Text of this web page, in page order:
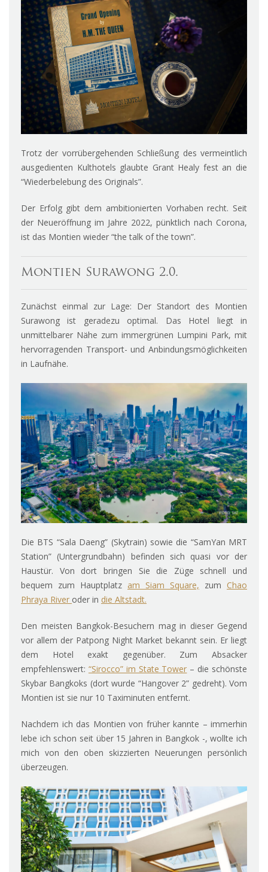
Trotz der vorrübergehenden Schließung des vermeintlich
ausgedienten Kulthotels glaubte Grant Healy fest an die
“Wiederbelebung des Originals”.
Der Erfolg gibt dem ambitionierten Vorhaben recht. Seit
der Neueröffnung im Jahre 2022, pünktlich nach Corona,
ist das Montien wieder “the talk of the town”.
Montien Surawong 2.0.
Zunächst einmal zur Lage: Der Standort des Montien
Surawong ist geradezu optimal. Das Hotel liegt in
unmittelbarer Nähe zum immergrünen Lumpini Park, mit
hervorragenden Transport- und Anbindungsmöglichkeiten
in Laufnähe.
Die BTS “Sala Daeng” (Skytrain) sowie die “SamYan MRT
Station” (Untergrundbahn) befinden sich quasi vor der
Haustür. Von dort bringen Sie die Züge schnell und
bequem zum Hauptplatz am Siam Square, zum Chao
Phraya River oder in die Altstadt.
Den meisten Bangkok-Besuchern mag in dieser Gegend
vor allem der Patpong Night Market bekannt sein. Er liegt
dem Hotel exakt gegenüber. Zum Absacker
empfehlenswert: “Sirocco” im State Tower – die schönste
Skybar Bangkoks (dort wurde “Hangover 2” gedreht). Vom
Montien ist sie nur 10 Taximinuten entfernt.
Nachdem ich das Montien von früher kannte – immerhin
lebe ich schon seit über 15 Jahren in Bangkok -, wollte ich
mich von den oben skizzierten Neuerungen persönlich
überzeugen.